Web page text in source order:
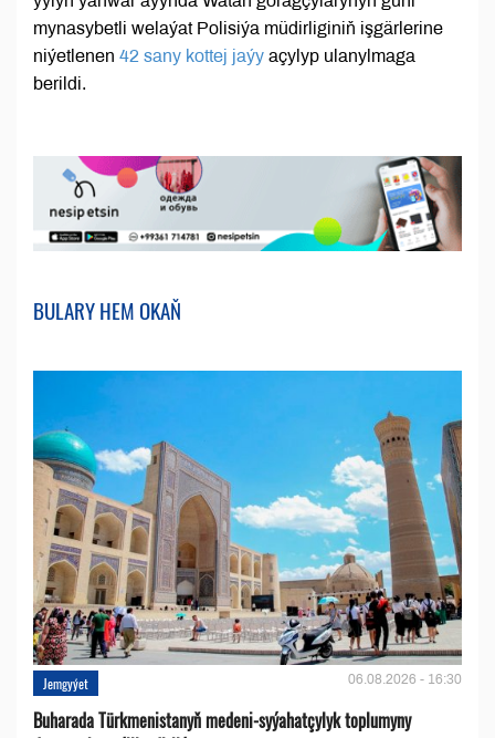
mynasybetli welaýat Polisiýa müdirliginiň işgärlerine
niýetlenen 42 sany kottej jaýy açylyp ulanylmaga
berildi.
BULARY HEM OKAŇ
Jemgyýet 06.08.2026 - 16:30
Buharada Türkmenistanyň medeni-syýahatçylyk toplumyny